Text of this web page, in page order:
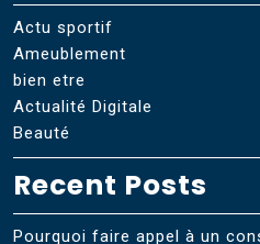
Actu sportif
Ameublement
bien etre
Actualité Digitale
Beauté
Recent Posts
Pourquoi faire appel à un